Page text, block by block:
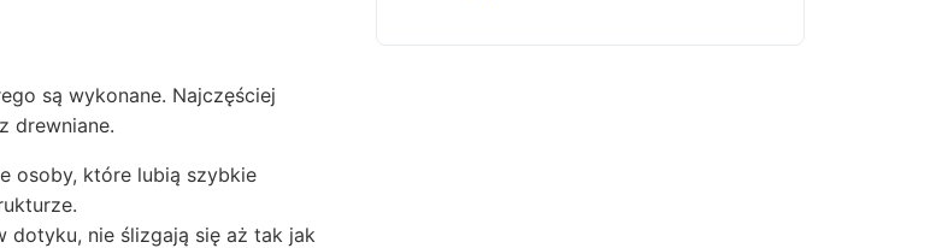
są wykonane. Najczęściej
drewniane.
osoby, które lubią szybkie
dotyku, nie ślizgają się aż tak jak